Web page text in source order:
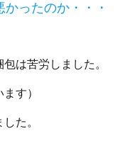
ったのか・・・
は苦労しました。
す）
た。